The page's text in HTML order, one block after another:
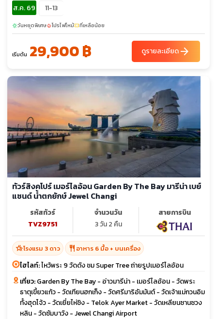
ส.ค. 69
11-13
sunnyวันหยุดพิเศษlocal_fire_departmentโปรไฟไหม้confirmation_numberที่เหลือน้อย
เริ่มต้น 29,900 ฿ ดูรายละเอียดarrow_forward
ทัวร์สิงคโปร์ เมอร์ไลอ้อน Garden By The Bay มารีน่า เบย์
แซนด์ น้ำตกยักษ์ Jewel Changi
รหัสทัวร์
TVZ9751
จำนวนวัน
3 วัน 2 คืน
สายการบิน
hotel_classโรงแรม 3 ดาว restaurant อาหาร 6 มื้อ + บนเครื่อง
ไฮไลท์:ไหว้พระ 9 วัดดัง ชม Super Tree ถ่ายรูปเมอร์ไลอ้อน
เที่ยว:Garden By The Bay - อ่าวมารีน่า - เมอร์ไลอ้อน - วัดพระ
ธาตุเขี้ยวแก้ว - วัดเทียนฮกเก็ง - วัดศรีมาริอัมมันต์ - วัดเจ้าแม่กวนอิม
ทั้งฮุดโจ้ว - วัดเยี่ยไห่ชิง - Telok Ayer Market - วัดเหลียนซานซวง
หลิน - วัดซัมบาวัง - Jewel Changi Airport